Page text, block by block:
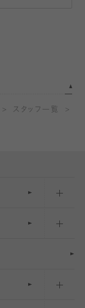
スタッフ一覧